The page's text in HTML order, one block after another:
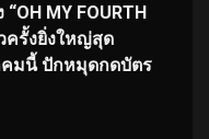
MY FOURTH
ครั้งยิ่งใหญ่สุด
คมนี้ ปักหมุดกดบัตร